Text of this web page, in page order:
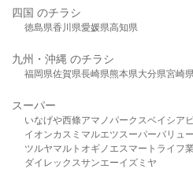
四国 のチラシ
徳島県香川県愛媛県高知県
九州・沖縄 のチラシ
福岡県佐賀県長崎県熊本県大分県宮崎
スーパー
いなげや西條アマノパークスベイシア
イオンカスミ マルエツスーパーバリュー
ツルヤマルト オギノ エスマート ライフ
ダイレックスサンエーイズミヤ